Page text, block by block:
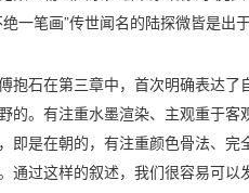
一笔画”传世闻名的陆探微皆是出于
抱石在第三章中，首次明确表达了
的。有注重水墨渲染、主观重于客
即是在朝的，有注重颜色骨法、完
通过这样的叙述，我们很容易可以